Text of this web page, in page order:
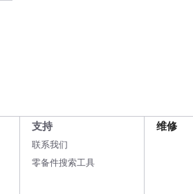
支持
联系我们
零备件搜索工具
维修